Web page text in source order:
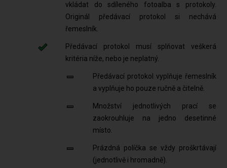
vkládat do sdíleného fotoalba s protokoly.
Originál předávací protokol si nechává
řemeslník.
Předávací protokol musí splňovat veškerá
kritéria níže, nebo je neplatný.
Předávací protokol vyplňuje řemeslník
a vyplňuje ho pouze ručně a čitelně.
Množství jednotlivých prací se
zaokrouhluje na jedno desetinné
místo.
Prázdná políčka se vždy proškrtávají
(jednotlivě i hromadně).